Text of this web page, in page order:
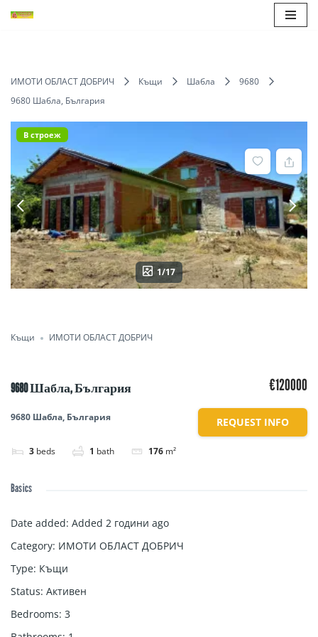
съдържанието
ИМОТИ ОБЛАСТ ДОБРИЧ Къщи Шабла
9680
9680 Шабла, България
В строеж
1/17
Къщи ИМОТИ ОБЛАСТ ДОБРИЧ
9680 Шабла, България
9680 Шабла, България
3 beds 1 bath 176 m²
€120000
REQUEST INFO
Basics
Date added: Added 2 години ago
Category: ИМОТИ ОБЛАСТ ДОБРИЧ
Type: Къщи
Status: Активен
Bedrooms: 3